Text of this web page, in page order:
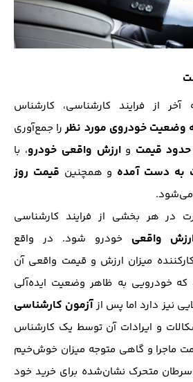
از فرایند کارشناسی، کارشناس
وضعیت خودروی مورد نظررا جمع‌آوری
حدود قیمت و ارزش واقعی خودرو، با
به‌ دست آمده و همچنین قیمت روز
در هر بخشی از فرایند کارشناسی
واقعی خودرو شود. در واقع
میزان ارزش و قیمت واقعی آن
خودرویی به ظاهر وضعیت ایده‌آلی
نیز دارد اما پس ازآزمون کارشناسی
و ایرادات آن توسط یک کارشناس
ماجرا و گاهی متوجه میزان خوش‌خیم
متحرک نشان‌شده برای خرید خود